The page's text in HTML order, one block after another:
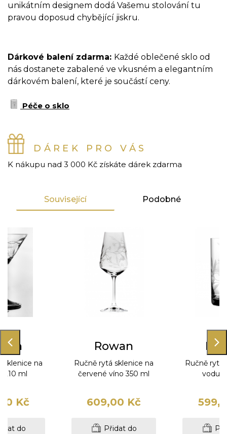
unikátním designem dodá Vašemu stolování tu
pravou doposud chybějící jiskru.
Dárkové balení zdarma: Každé oblečené sklo od
nás dostanete zabalené ve vkusném a elegantním
dárkovém balení, které je součástí ceny.
Péče o sklo
DÁREK PRO VÁS
K nákupu nad 3 000 Kč získáte dárek zdarma
Související Podobné
sklenice na
210 ml
Kč
do
Rowan
Ručně rytá sklenice na
červené víno 350 ml
609,00 Kč
Přidat do
Ručně rytá
vodu